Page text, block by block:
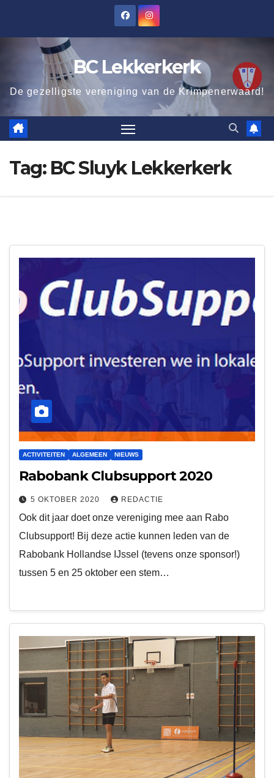
BC Lekkerkerk
De gezelligste vereniging van de Krimpenerwaard!
Tag: BC Sluyk Lekkerkerk
ACTIVITEITEN ALGEMEEN NIEUWS
Rabobank Clubsupport 2020
5 OKTOBER 2020 REDACTIE
Ook dit jaar doet onze vereniging mee aan Rabo
Clubsupport! Bij deze actie kunnen leden van de
Rabobank Hollandse IJssel (tevens onze sponsor!)
tussen 5 en 25 oktober een stem…